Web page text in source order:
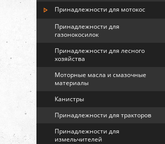
Принадлежности для мотокос
Принадлежности для
газонокосилок
Принадлежности для лесного
хозяйства
Моторные масла и смазочные
материалы
Канистры
Принадлежности для тракторов
Принадлежности для
измельчителей